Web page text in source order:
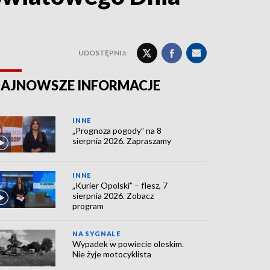
UDOSTĘPNIJ:
INFORMACJE
INNE
„Prognoza pogody” na 8
sierpnia 2026. Zapraszamy
INNE
„Kurier Opolski” – flesz, 7
sierpnia 2026. Zobacz
program
NA SYGNALE
Wypadek w powiecie oleskim.
Nie żyje motocyklista